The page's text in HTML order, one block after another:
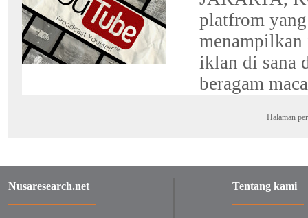
platfrom
iklan di sana
beragam
Halaman
Nusaresearch.net Tentang kami